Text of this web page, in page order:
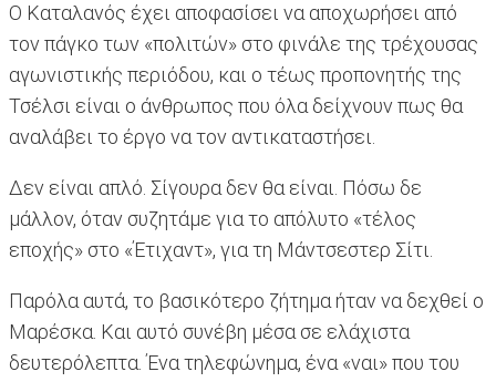
Ο Καταλανός έχει αποφασίσει να αποχωρήσει από
τον πάγκο των «πολιτών» στο φινάλε της τρέχουσας
αγωνιστικής περιόδου, και ο τέως προπονητής της
Τσέλσι είναι ο άνθρωπος που όλα δείχνουν πως θα
αναλάβει το έργο να τον αντικαταστήσει.
Δεν είναι απλό. Σίγουρα δεν θα είναι. Πόσω δε
μάλλον, όταν συζητάμε για το απόλυτο «τέλος
εποχής» στο «Έτιχαντ», για τη Μάντσεστερ Σίτι.
Παρόλα αυτά, το βασικότερο ζήτημα ήταν να δεχθεί ο
Μαρέσκα. Και αυτό συνέβη μέσα σε ελάχιστα
δευτερόλεπτα. Ένα τηλεφώνημα, ένα «ναι» που του